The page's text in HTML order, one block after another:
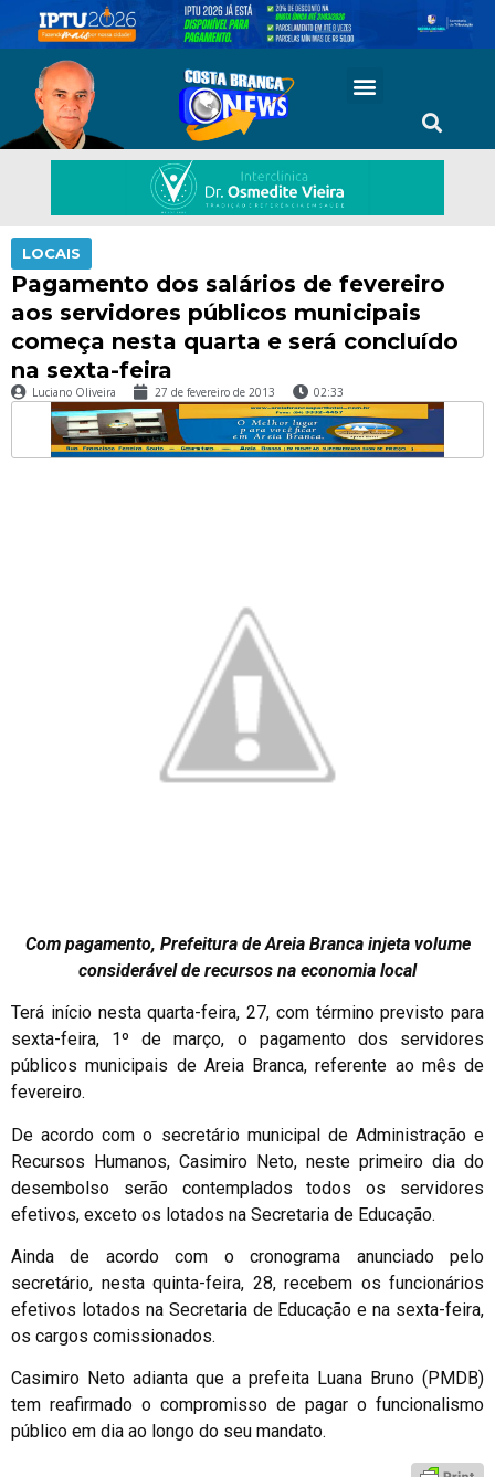
LOCAIS
Pagamento dos salários de fevereiro
aos servidores públicos municipais
começa nesta quarta e será concluído
na sexta-feira
Luciano Oliveira 27 de fevereiro de 2013 02:33
Com pagamento, Prefeitura de Areia Branca injeta volume
considerável de recursos na economia local
Terá início nesta quarta-feira, 27, com término previsto para
sexta-feira, 1º de março, o pagamento dos servidores
públicos municipais de Areia Branca, referente ao mês de
fevereiro.
De acordo com o secretário municipal de Administração e
Recursos Humanos, Casimiro Neto, neste primeiro dia do
desembolso serão contemplados todos os servidores
efetivos, exceto os lotados na Secretaria de Educação.
Ainda de acordo com o cronograma anunciado pelo
secretário, nesta quinta-feira, 28, recebem os funcionários
efetivos lotados na Secretaria de Educação e na sexta-feira,
os cargos comissionados.
Casimiro Neto adianta que a prefeita Luana Bruno (PMDB)
tem reafirmado o compromisso de pagar o funcionalismo
público em dia ao longo do seu mandato.